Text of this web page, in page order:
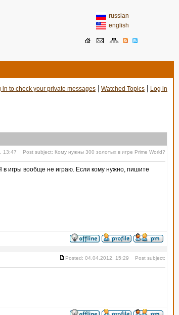
russian
english
in to check your private messages | Watched Topics | Log in
13:47 Post subject: Кому нужны 300 золотых в игре Prime World?
в игры вообще не играю. Если кому нужно, пишите
Posted: 04.04.2012, 15:29 Post subject: